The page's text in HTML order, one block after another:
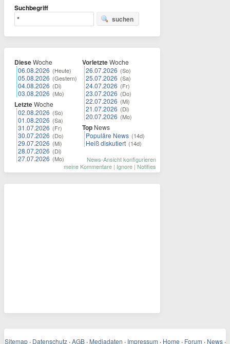
Suchbegriff
suchen
DieseWoche
06.08.2026 (Heute)
05.08.2026 (Gestern)
04.08.2026 (Di)
03.08.2026 (Mo)
LetzteWoche
02.08.2026 (So)
01.08.2026 (Sa)
31.07.2026 (Fr)
30.07.2026 (Do)
29.07.2026 (Mi)
28.07.2026 (Di)
27.07.2026 (Mo)
VorletzteWoche
26.07.2026 (So)
25.07.2026 (Sa)
24.07.2026 (Fr)
23.07.2026 (Do)
22.07.2026 (Mi)
21.07.2026 (Di)
20.07.2026 (Mo)
Top News
Populäre News (14d)
Heiß diskutiert (14d)
News-Ansicht konfigurieren
meine Kommentare | Ignore | Notifies
Sitemap · Datenschutz · AGB · Mediadaten · Impressum · Home · Forum · News ·